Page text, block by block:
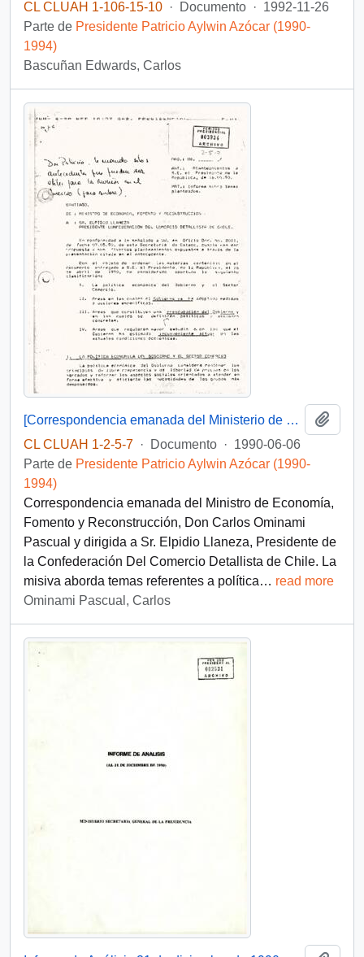
CL CLUAH 1-106-15-10 · Documento · 1992-11-26
Parte de Presidente Patricio Aylwin Azócar (1990-
1994)
Bascuñan Edwards, Carlos
[Correspondencia emanada del Ministerio de Economía, Fomento y Reconstrucción]
CL CLUAH 1-2-5-7 · Documento · 1990-06-06
Parte de Presidente Patricio Aylwin Azócar (1990-
1994)
Correspondencia emanada del Ministro de Economía,
Fomento y Reconstrucción, Don Carlos Ominami
Pascual y dirigida a Sr. Elpidio Llaneza, Presidente de
la Confederación Del Comercio Detallista de Chile. La
misiva aborda temas referentes a política… read more
Ominami Pascual, Carlos